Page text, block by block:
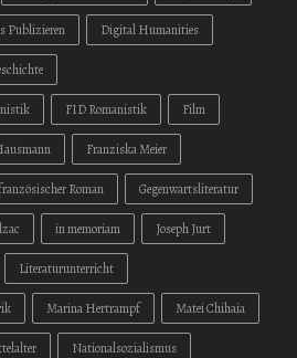
Publizieren Digital Humanities
FID Romanistik Film
Franziska Meier
Roman Gegenwartsliteratur
in memoriam Joseph Jurt
Literaturunterricht
Marina Hertrampf Matei Chihaia
Nationalsozialismus